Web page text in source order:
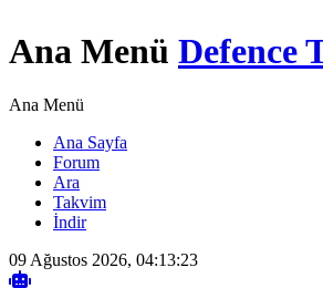
Ana Menü Defence
Ana Menü
Ana Sayfa
Forum
Ara
Takvim
İndir
09 Ağustos 2026, 04:13:23